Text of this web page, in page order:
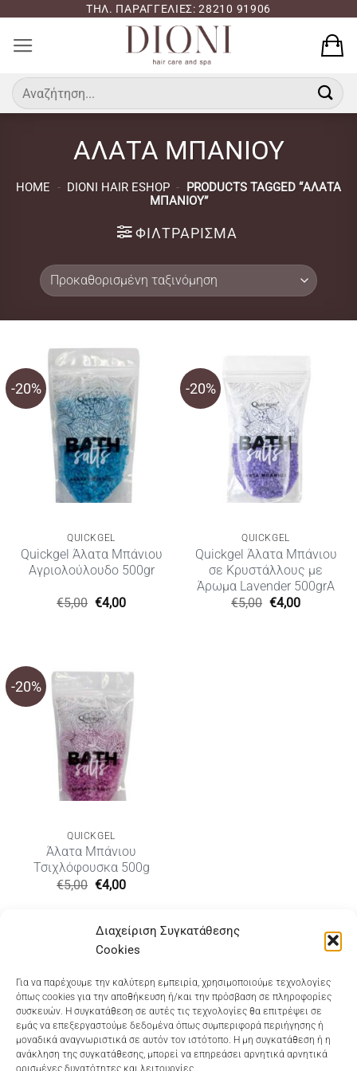
Διαχείριση Συγκατάθεσης
Cookies
Για να παρέχουμε την καλύτερη εμπειρία, χρησιμοποιούμε τεχνολογίες
όπως cookies για την αποθήκευση ή/και την πρόσβαση σε πληροφορίες
συσκευών. Η συγκατάθεση σε αυτές τις τεχνολογίες θα επιτρέψει σε
εμάς να επεξεργαστούμε δεδομένα όπως συμπεριφορά περιήγησης ή
μοναδικά αναγνωριστικά σε αυτόν τον ιστότοπο. Η μη συγκατάθεση ή η
ανάκληση της συγκατάθεσης, μπορεί να επηρεάσει αρνητικά αρνητικά
ορισμένες δυνατότητες και λειτουργίες.
περιεχόμενο
ΤΗΛ. ΠΑΡΑΓΓΕΛΙΕΣ: 28210 91906
Αναζήτηση
για:
ΑΛΑΤΑ ΜΠΑΝΙΟΥ
HOME - DIONI HAIR ESHOP - PRODUCTS TAGGED “ΑΛΑΤΑ
ΜΠΑΝΙΟΥ”
ΦΙΛΤΡΆΡΙΣΜΑ
-20%
QUICKGEL
Quickgel Άλατα Μπάνιου
Aγριολούλουδο 500gr
€5,00 Original
€4,00Η
-20%
QUICKGEL
Quickgel Άλατα Μπάνιου
σε Κρυστάλλους με
Άρωμα Lavender 500grΑ
€5,00 Original
€4,00Η
-20%
QUICKGEL
Άλατα Μπάνιου
Τσιχλόφουσκα 500g
€5,00 Original
price
€4,00Η
€4,00.
Dioni Hair Care, Ζυμβρακάκηδων 33, τηλ 28210
91906
Dioni Hair Spa, Κ. Σφακιανάκη 5, τηλ 28210 94712